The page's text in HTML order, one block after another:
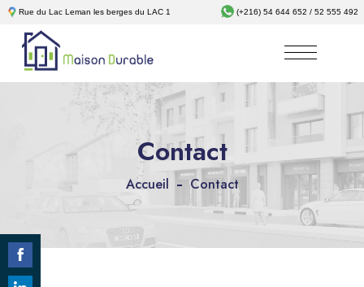
Rue du Lac Leman les berges du LAC 1 (+216) 54 644 652 / 52 555 492
Contact
Accueil Contact
Share